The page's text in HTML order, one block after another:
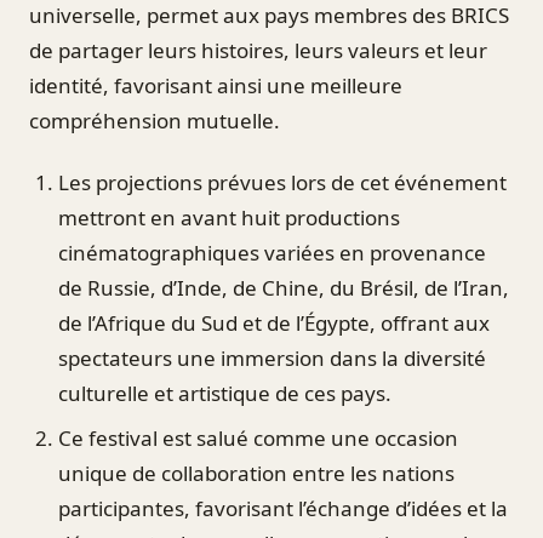
universelle, permet aux pays membres des BRICS
de partager leurs histoires, leurs valeurs et leur
identité, favorisant ainsi une meilleure
compréhension mutuelle.
Les projections prévues lors de cet événement
mettront en avant huit productions
cinématographiques variées en provenance
de Russie, d’Inde, de Chine, du Brésil, de l’Iran,
de l’Afrique du Sud et de l’Égypte, offrant aux
spectateurs une immersion dans la diversité
culturelle et artistique de ces pays.
Ce festival est salué comme une occasion
unique de collaboration entre les nations
participantes, favorisant l’échange d’idées et la